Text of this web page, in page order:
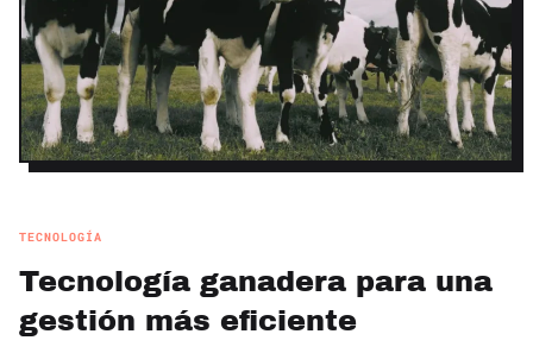
TECNOLOGÍA
Tecnología ganadera para una
gestión más eficiente